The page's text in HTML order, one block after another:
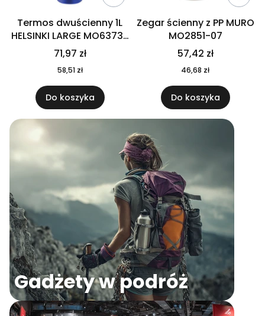
Termos dwuścienny 1L
HELSINKI LARGE MO6373-
04
71,97 zł
58,51 zł
Do koszyka
Zegar ścienny z PP MURO
MO2851-07
57,42 zł
46,68 zł
Do koszyka
Gadżety w podróż